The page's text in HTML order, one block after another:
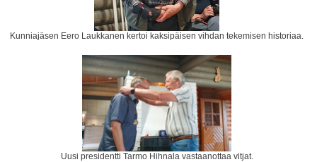
Kunniajäsen Eero Laukkanen kertoi kaksipäisen vihdan tekemisen historiaa.
Uusi presidentti Tarmo Hihnala vastaanottaa vitjat.